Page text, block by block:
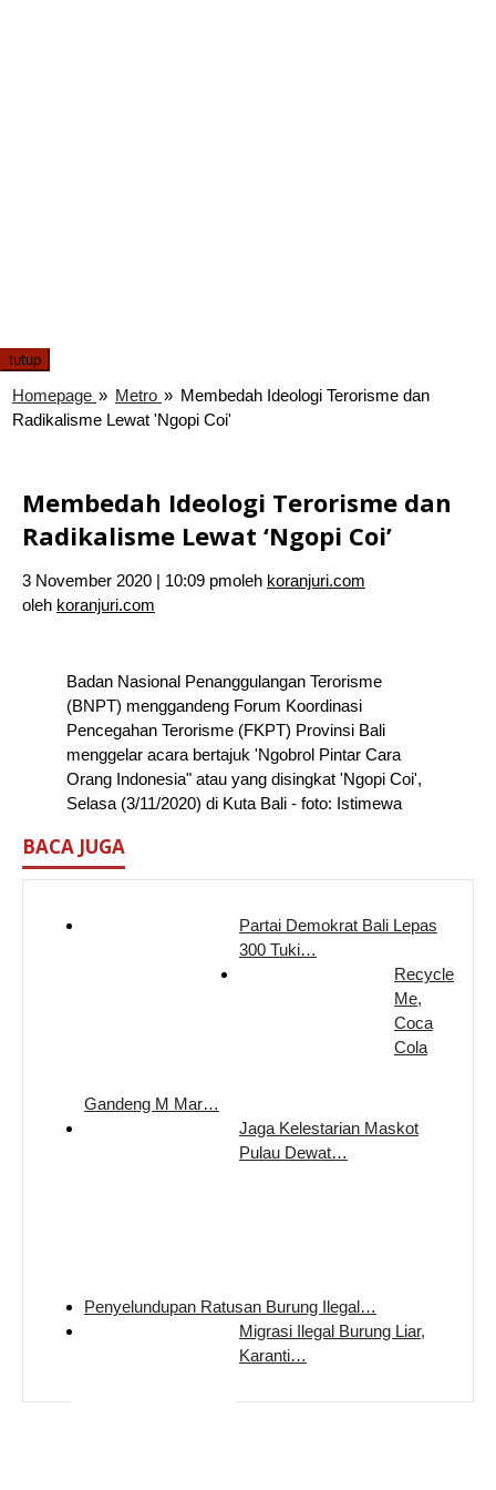
tutup
Homepage » Metro » Membedah Ideologi Terorisme dan
Radikalisme Lewat 'Ngopi Coi'
Membedah Ideologi Terorisme dan
Radikalisme Lewat ‘Ngopi Coi’
3 November 2020 | 10:09 pmoleh koranjuri.com
oleh koranjuri.com
Badan Nasional Penanggulangan Terorisme
(BNPT) menggandeng Forum Koordinasi
Pencegahan Terorisme (FKPT) Provinsi Bali
menggelar acara bertajuk 'Ngobrol Pintar Cara
Orang Indonesia" atau yang disingkat 'Ngopi Coi',
Selasa (3/11/2020) di Kuta Bali - foto: Istimewa
BACA JUGA
Partai Demokrat Bali Lepas
300 Tuki…
Recycle
Me,
Coca
Cola
Gandeng M Mar…
Jaga Kelestarian Maskot
Pulau Dewat…
Penyelundupan Ratusan Burung Ilegal…
Migrasi Ilegal Burung Liar,
Karanti…